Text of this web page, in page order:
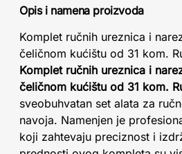
Opis i namena proizvoda
Komplet ručnih ureznica i
čeličnom kućištu od 31 kom.
Komplet ručnih ureznica i
čeličnom kućištu od 31 kom.
sveobuhvatan set alata za
navoja. Namenjen je
koji zahtevaju preciznost i